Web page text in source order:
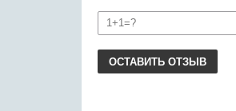
ОСТАВИТЬ ОТЗЫВ